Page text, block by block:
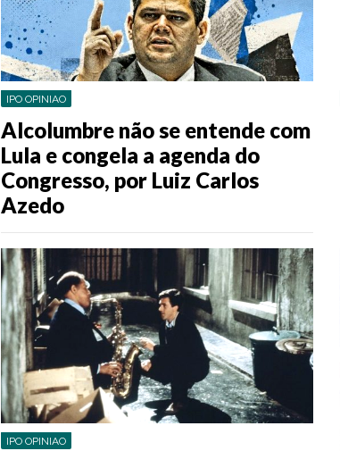
IPO OPINIAO
Alcolumbre não se entende com
Lula e congela a agenda do
Congresso, por Luiz Carlos
Azedo
IPO OPINIAO